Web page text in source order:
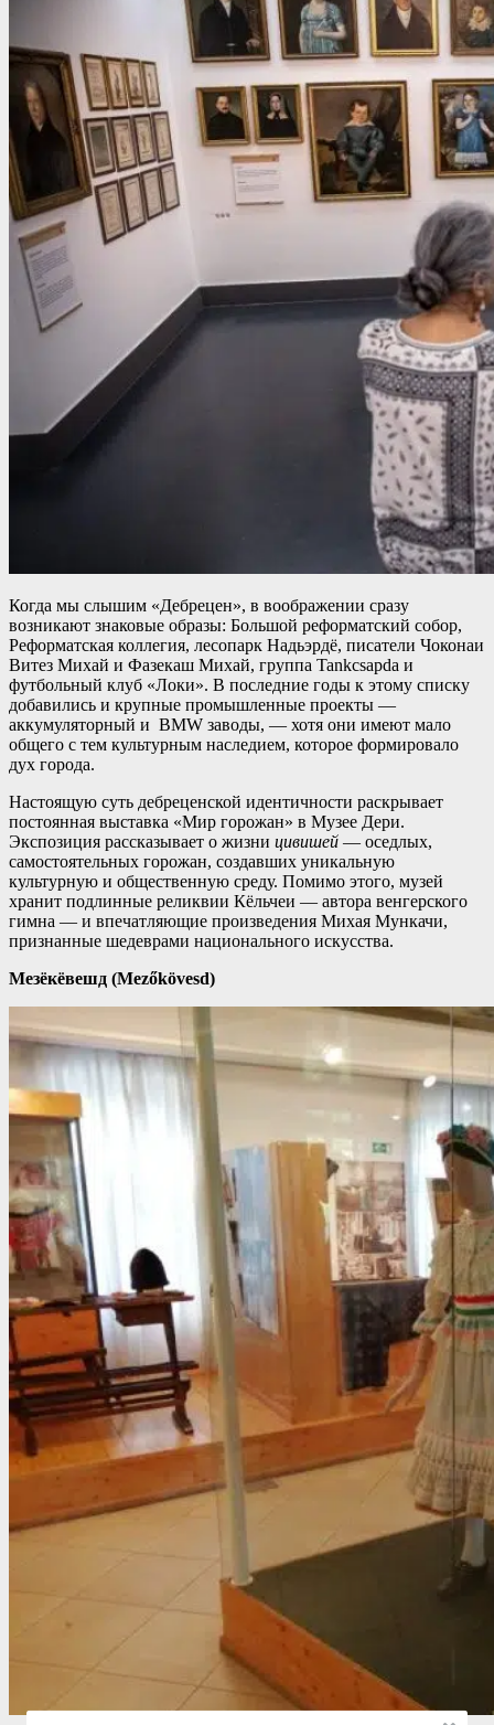
Когда мы слышим «Дебрецен», в воображении сразу
возникают знаковые образы: Большой реформатский собор,
Реформатская коллегия, лесопарк Надьэрдё, писатели Чоконаи
Витез Михай и Фазекаш Михай, группа Tankcsapda и
футбольный клуб «Локи». В последние годы к этому списку
добавились и крупные промышленные проекты —
аккумуляторный и BMW заводы, — хотя они имеют мало
общего с тем культурным наследием, которое формировало
дух города.
Настоящую суть дебреценской идентичности раскрывает
постоянная выставка «Мир горожан» в Музее Дери.
Экспозиция рассказывает о жизни цивишей — оседлых,
самостоятельных горожан, создавших уникальную
культурную и общественную среду. Помимо этого, музей
хранит подлинные реликвии Кёльчеи — автора венгерского
гимна — и впечатляющие произведения Михая Мункачи,
признанные шедеврами национального искусства.
Мезёкёвешд (Mezőkövesd)